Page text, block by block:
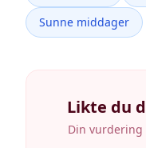
Sunne middager
Likte du
Din